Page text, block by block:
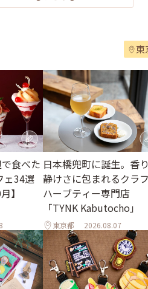
ティマークに気付いて、椅子を用意して
した😊 : 📷:2026.7.19 Sun. : #ひみつの絶
ーツ #かき氷 #とうもろこし #とうもろ東
食べた
ェ34選
】
日本橋兜町に誕生。香
静けさに包まれるクラ
ハーブティー専門店
「TYNK Kabutocho」
東京都 2026.08.07